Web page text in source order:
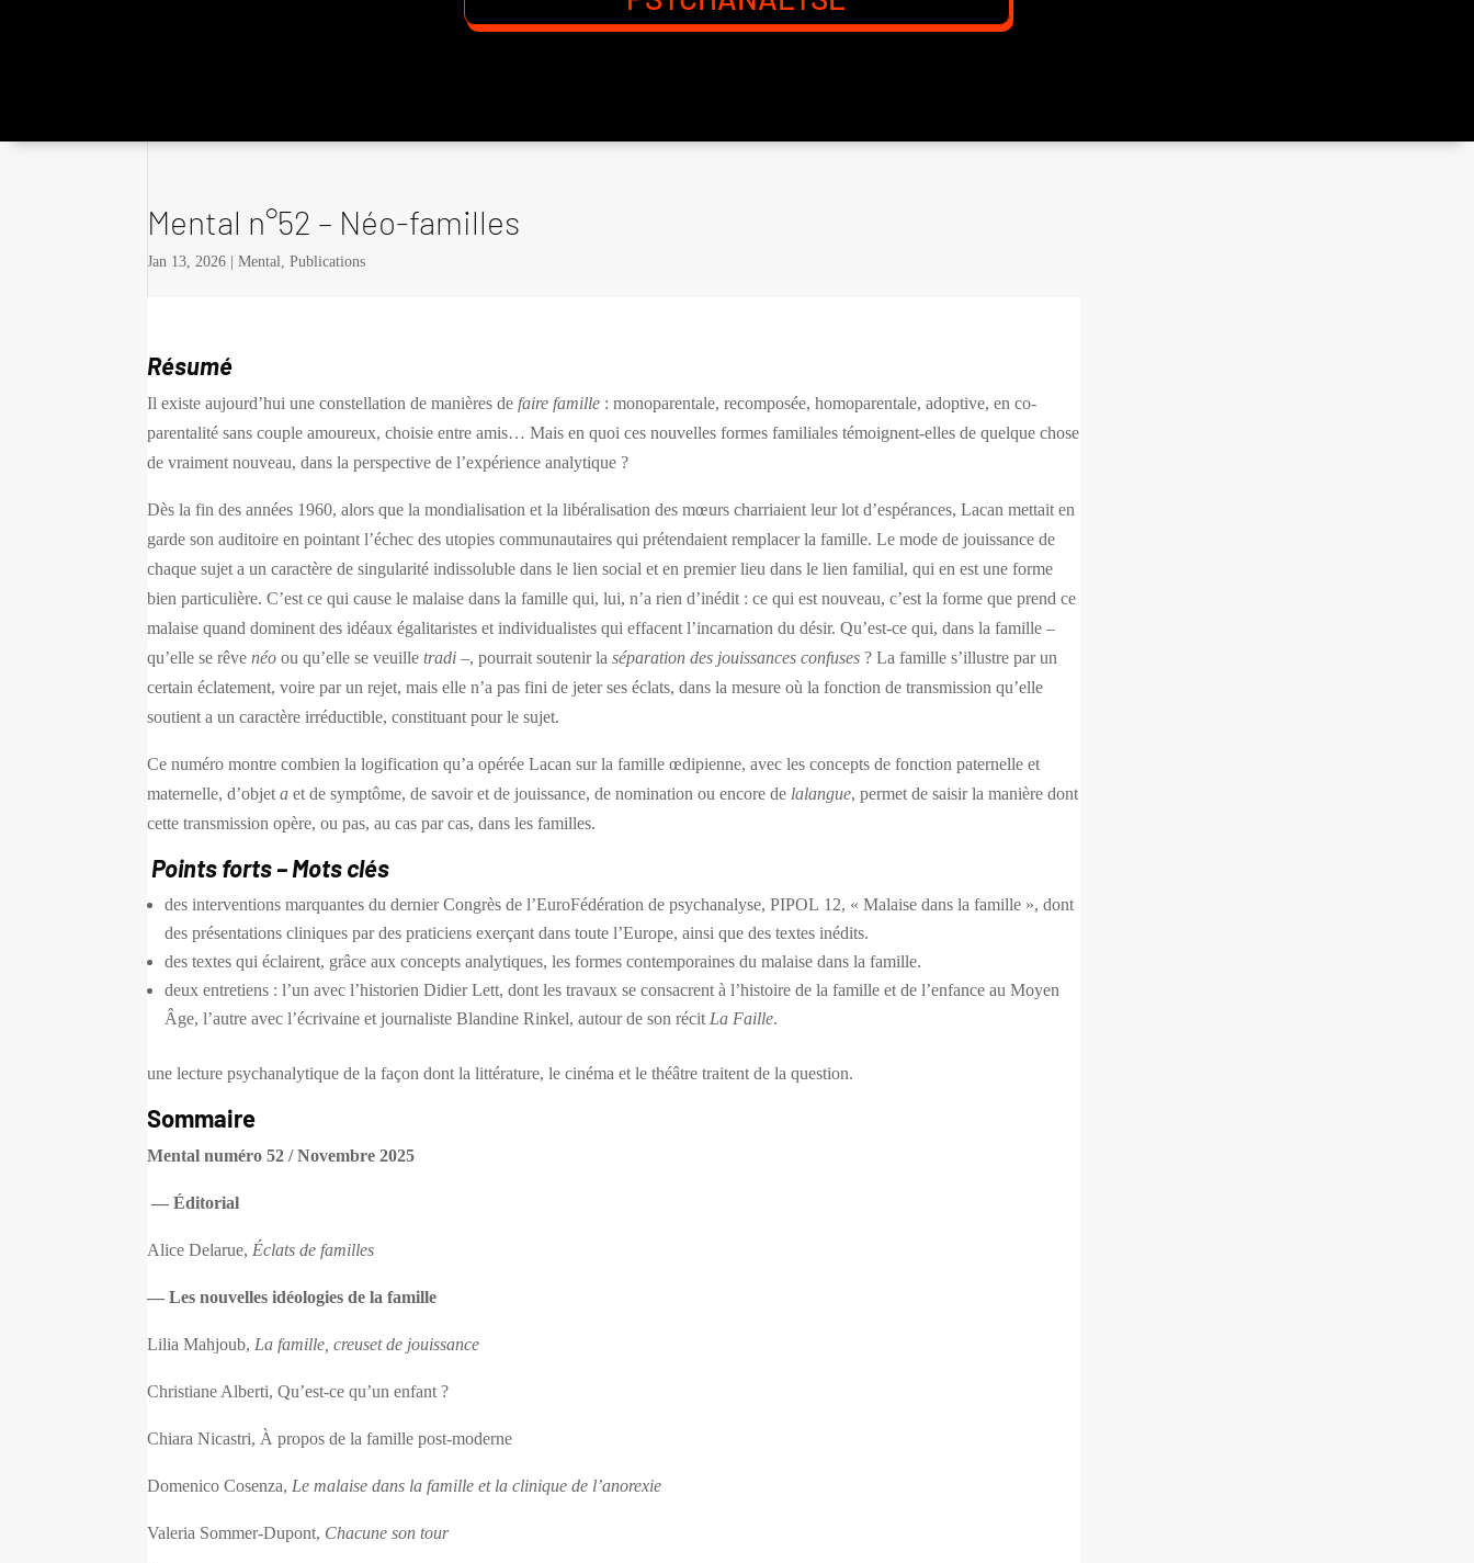
Mental n°52 – Néo-familles
Jan 13, 2026 |Mental ,Publications
Résumé
Il existe aujourd’hui une constellation de manières de faire famille : monoparentale, recomposée, homoparentale, adoptive, en co-
parentalité sans couple amoureux, choisie entre amis… Mais en quoi ces nouvelles formes familiales témoignent-elles de quelque chose
de vraiment nouveau, dans la perspective de l’expérience analytique ?
Dès la fin des années 1960, alors que la mondialisation et la libéralisation des mœurs charriaient leur lot d’espérances, Lacan mettait en
garde son auditoire en pointant l’échec des utopies communautaires qui prétendaient remplacer la famille. Le mode de jouissance de
chaque sujet a un caractère de singularité indissoluble dans le lien social et en premier lieu dans le lien familial, qui en est une forme
bien particulière. C’est ce qui cause le malaise dans la famille qui, lui, n’a rien d’inédit : ce qui est nouveau, c’est la forme que prend ce
malaise quand dominent des idéaux égalitaristes et individualistes qui effacent l’incarnation du désir. Qu’est-ce qui, dans la famille –
qu’elle se rêvenéo ou qu’elle se veuilletradi–, pourrait soutenir laséparation des jouissances confuses ? La famille s’illustre par un
certain éclatement, voire par un rejet, mais elle n’a pas fini de jeter ses éclats, dans la mesure où la fonction de transmission qu’elle
soutient a un caractère irréductible, constituant pour le sujet.
Ce numéro montre combien la logification qu’a opérée Lacan sur la famille œdipienne, avec les concepts de fonction paternelle et
maternelle, d’objeta et de symptôme, de savoir et de jouissance, de nomination ou encore de lalangue, permet de saisir la manière dont
cette transmission opère, ou pas, au cas par cas, dans les familles.
Points forts – Mots clés
des interventions marquantes du dernier Congrès de l’EuroFédération de psychanalyse, PIPOL 12, « Malaise dans la famille », dont
des présentations cliniques par des praticiens exerçant dans toute l’Europe, ainsi que des textes inédits.
des textes qui éclairent, grâce aux concepts analytiques, les formes contemporaines du malaise dans la famille.
deux entretiens : l’un avec l’historien Didier Lett, dont les travaux se consacrent à l’histoire de la famille et de l’enfance au Moyen
Âge, l’autre avec l’écrivaine et journaliste Blandine Rinkel, autour de son récit La Faille.
une lecture psychanalytique de la façon dont la littérature, le cinéma et le théâtre traitent de la question.
Sommaire
Mental numéro 52 / Novembre 2025
— Éditorial
Alice Delarue, Éclats de familles
— Les nouvelles idéologies de la famille
Lilia Mahjoub, La famille, creuset de jouissance
Christiane Alberti, Qu’est‑ce qu’un enfant ?
Chiara Nicastri, À propos de la famille post-moderne
Domenico Cosenza, Le malaise dans la famille et la clinique de l’anorexie
Valeria Sommer-Dupont, Chacune son tour